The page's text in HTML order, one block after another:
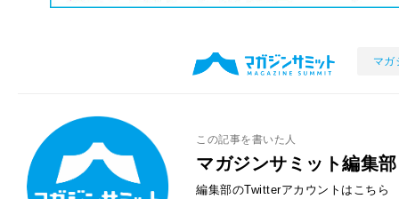
マガ
この記事を書いた人
マガジンサミット編集部
編集部のTwitterアカウントはこちら